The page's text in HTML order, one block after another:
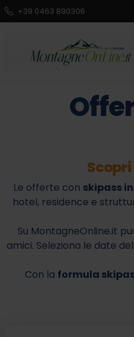
+39 0463 890306
Le offerte con skipass
hotel, residence e
Su MontagneOnline.it
amici. Seleziona le date
Con la formula